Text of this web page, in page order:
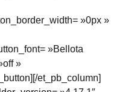
»0px »
»Bellota
»
et_pb_column]